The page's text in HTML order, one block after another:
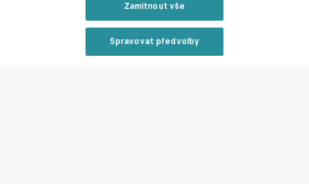
Skotsko – Maroko (00:00, Foxborough – Boston,
Brazílie – Haiti (03:00, Philadelphia, USA)
Zamítnout vše
Spravovat předvolby